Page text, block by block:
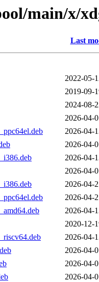
main/x/
Last
2022-05-
2019-09-
2024-08-
2026-04-
2026-04-
2026-04-
2026-04-
2026-04-
2026-04-
2026-04-
2026-04-
2020-12-
2026-04-
2026-04-
2026-04-
2026-04-